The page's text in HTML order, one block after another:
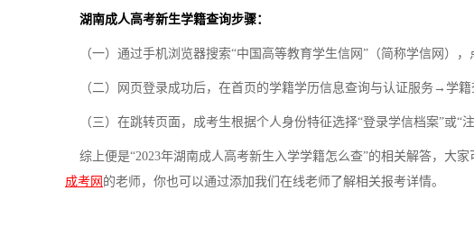
湖南成人高考新生学籍查询步骤：
（一）通过手机浏览器搜索“中国高等教育学生信网”（简称学信网），
（二）网页登录成功后，在首页的学籍学历信息查询与认证服务→学籍
（三）在跳转页面，成考生根据个人身份特征选择“登录学信档案”或“
综上便是“2023年湖南成人高考新生入学学籍怎么查”的相关解答，大
成考网 的老师，你也可以通过添加我们在线老师了解相关报考详情。